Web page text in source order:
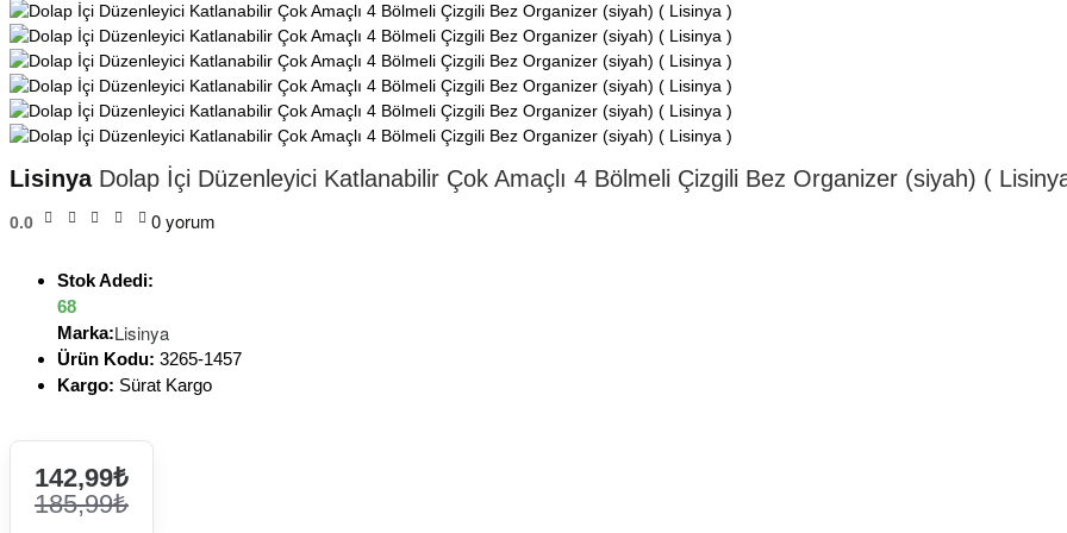
LisinyaDolap İçi Düzenleyici Katlanabilir Çok Amaçlı 4 Bölmeli Çizgili Bez Organizer (siyah) (
0.0 0 yorum
Stok Adedi:
68
Marka:Lisinya
Ürün Kodu: 3265-1457
Kargo: Sürat Kargo
142,99₺
185,99₺